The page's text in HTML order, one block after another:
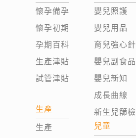
懷孕備孕
懷孕初期
孕期百科
生產津貼
試管津貼
生產
生產
嬰兒照護
嬰兒用品
育兒強心針
嬰兒副食品
嬰兒新知
成長曲線
新生兒篩檢
兒童